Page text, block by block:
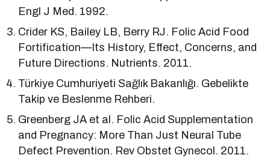
Engl J Med. 1992.
Crider KS, Bailey LB, Berry RJ. Folic Acid Food
Fortification—Its History, Effect, Concerns, and
Future Directions. Nutrients. 2011.
Türkiye Cumhuriyeti Sağlık Bakanlığı. Gebelikte
Takip ve Beslenme Rehberi.
Greenberg JA et al. Folic Acid Supplementation
and Pregnancy: More Than Just Neural Tube
Defect Prevention. Rev Obstet Gynecol. 2011.